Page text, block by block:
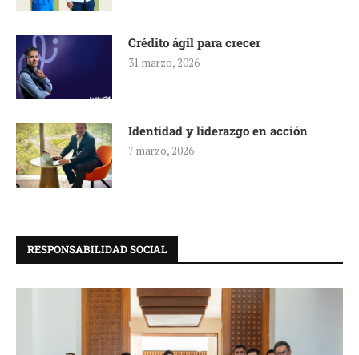
Crédito ágil para crecer
31 marzo, 2026
Identidad y liderazgo en acción
7 marzo, 2026
RESPONSABILIDAD SOCIAL